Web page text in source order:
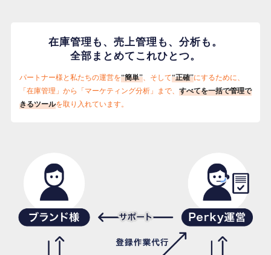
在庫管理も、売上管理も、分析も。
全部まとめてこれひとつ。
パートナー様と私たちの運営を“簡単”、そして“正確”にするために、
「在庫管理」から「マーケティング分析」まで、 すべてを一括で管理で
きるツールを取り入れています。